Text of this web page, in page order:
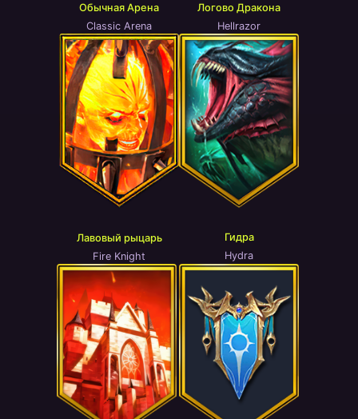
Обычная Арена
Classic Arena
​Логово Дракона
Hellrazor
Лавовый рыцарь
Fire Knight
Гидра
Hydra